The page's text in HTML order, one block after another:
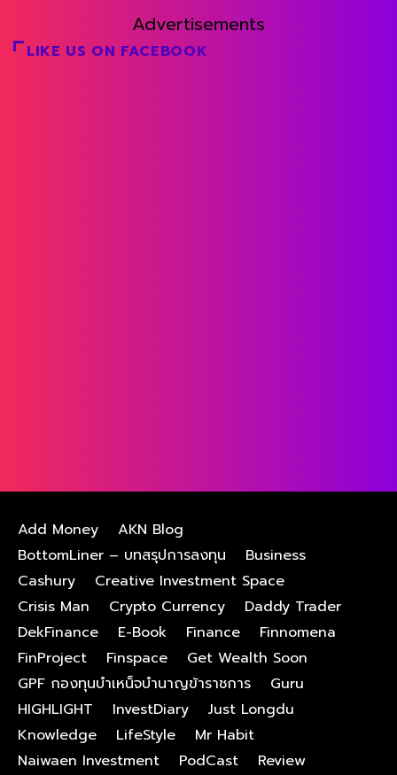
Advertisements
LIKE US ON FACEBOOK
Add Money
AKN Blog
BottomLiner – บทสรุปการลงทุน
Business
Cashury
Creative Investment Space
Crisis Man
Crypto Currency
Daddy Trader
DekFinance
E-Book Finance
Finnomena
FinProject
Finspace
Get Wealth Soon
GPF กองทุนบําเหน็จบํานาญข้าราชการ
Guru
HIGHLIGHT
InvestDiary
Just Longdu
Knowledge
LifeStyle
Mr Habit
Naiwaen Investment
PodCast
Review